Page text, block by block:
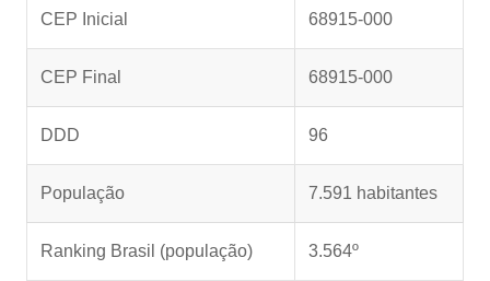
CEP Inicial 68915-000
CEP Final 68915-000
DDD 96
População 7.591 habitantes
Ranking Brasil (população) 3.564º